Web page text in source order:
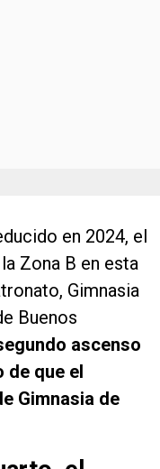
en 2024, el
Zona B en esta
Gimnasia
Buenos
ascenso
de que el
Gimnasia de